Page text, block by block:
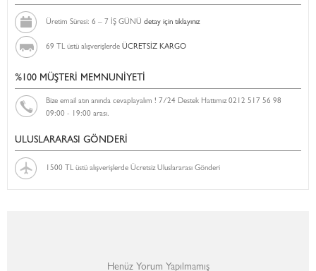
Üretim Süresi: 6 – 7 İŞ GÜNÜ detay için tıklayınız
69 TL üstü alışverişlerde ÜCRETSİZ KARGO
%100 MÜŞTERİ MEMNUNİYETİ
Bize email atın anında cevaplayalım ! 7/24 Destek Hattımız 0212 517 56 98
09:00 - 19:00 arası.
ULUSLARARASI GÖNDERİ
1500 TL üstü alışverişlerde Ücretsiz Uluslararası Gönderi
Henüz Yorum Yapılmamış